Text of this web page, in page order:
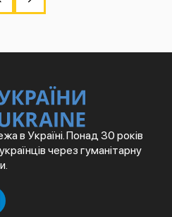
в Україні. Понад 30 років
через гуманітарну